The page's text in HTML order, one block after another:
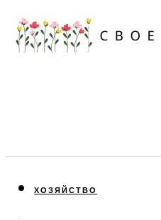
ХОЗЯЙСТВО